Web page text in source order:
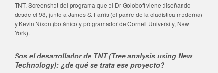
TNT. Screenshot del programa que el Dr Goloboff viene diseñando
desde el 98, junto a James S. Farris (el padre de la cladística moderna)
y Kevin Nixon (botánico y programador de Cornell University, New
York).
Sos el desarrollador de TNT (Tree analysis using New
Technology): ¿de qué se trata ese proyecto?